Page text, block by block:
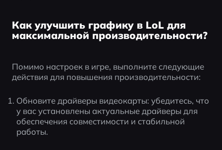
Как улучшить графику в LoL для
максимальной производительности?
Помимо настроек в игре, выполните следующие
действия для повышения производительности:
Обновите драйверы видеокарты: убедитесь, что
у вас установлены актуальные драйверы для
обеспечения совместимости и стабильной
работы.